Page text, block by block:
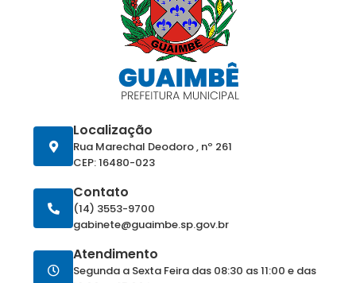
Localização
Rua Marechal Deodoro , nº 261
CEP: 16480-023
Contato
(14) 3553-9700
gabinete@guaimbe.sp.gov.br
Atendimento
Segunda a Sexta Feira das 08:30 as 11:00 e das